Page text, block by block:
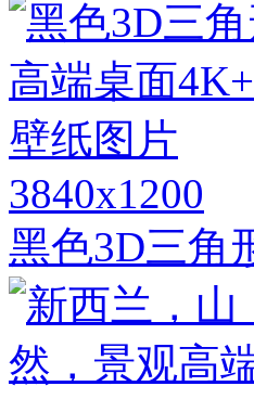
3840x1200
黑色3D三角